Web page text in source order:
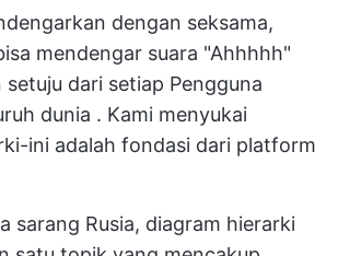
dengan seksama,
mendengar suara "Ahhhhh"
setuju dari setiap Pengguna
dunia . Kami menyukai
ini adalah fondasi dari platform
sarang Rusia, diagram hierarki